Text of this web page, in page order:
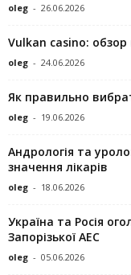
oleg - 26.06.2026
Vulkan casino:
oleg - 24.06.2026
Як правильно
oleg - 19.06.2026
Андрологія та
значення лікарів
oleg - 18.06.2026
Україна та Росія
Запорізької АЕС
oleg - 05.06.2026